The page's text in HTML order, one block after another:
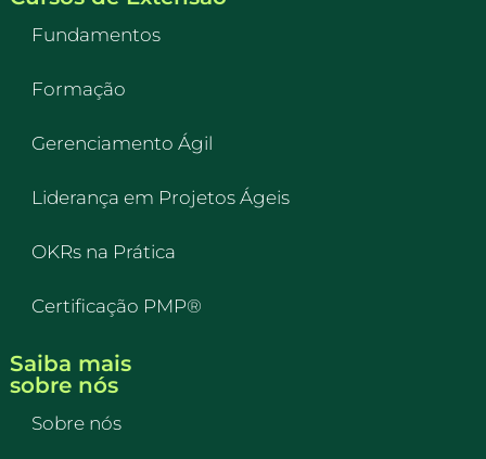
Fundamentos
Formação
Gerenciamento Ágil
Liderança em Projetos Ágeis
OKRs na Prática
Certificação PMP®
Saiba mais
sobre nós
Sobre nós